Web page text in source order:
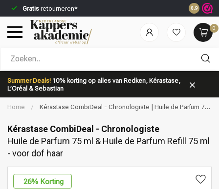
Gratis retourneren* Voor
8.9
0
Summer Deals! 10% korting op alles van Redken, Kérastase,
L’Oréal & Sebastian
Welke categorie ben jij naar op zoek?
Merken
Home /
Kérastase CombiDeal - Chronologiste | Huile de Parfum 75
Kérastase CombiDeal - Chronologiste
Huile de Parfum 75 ml & Huile de Parfum Refill 75 ml
- voor dof haar
26% Korting